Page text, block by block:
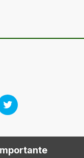
Política de privacidad